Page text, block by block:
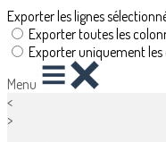
Exporter les lignes
Exporter toutes les
Exporter uniquement
Menu
<
>